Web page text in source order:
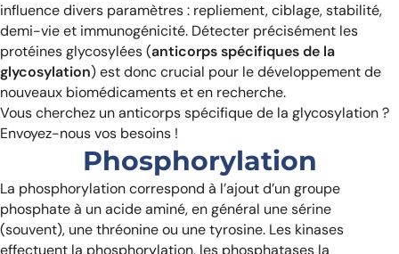
influence divers paramètres : repliement, ciblage, stabilité,
demi-vie et immunogénicité. Détecter précisément les
protéines glycosylées (anticorps spécifiques de la
glycosylation) est donc crucial pour le développement de
nouveaux biomédicaments et en recherche.
Vous cherchez un anticorps spécifique de la glycosylation ?
Envoyez-nous vos besoins !
Phosphorylation
La phosphorylation correspond à l’ajout d’un groupe
phosphate à un acide aminé, en général une sérine
(souvent), une thréonine ou une tyrosine. Les kinases
effectuent la phosphorylation, les phosphatases la